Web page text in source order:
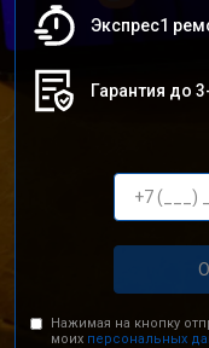
Экспрес1
Гарантия до
Нажимая на кнопку
моих персональных